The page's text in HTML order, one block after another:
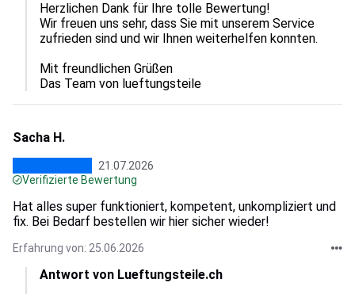
Herzlichen Dank für Ihre tolle Bewertung!
Wir freuen uns sehr, dass Sie mit unserem Service
zufrieden sind und wir Ihnen weiterhelfen konnten.
Mit freundlichen Grüßen
Das Team von lueftungsteile
Sacha H.
21.07.2026
Verifizierte Bewertung
Hat alles super funktioniert, kompetent, unkompliziert und
fix. Bei Bedarf bestellen wir hier sicher wieder!
Erfahrung von: 25.06.2026
Antwort von Lueftungsteile.ch